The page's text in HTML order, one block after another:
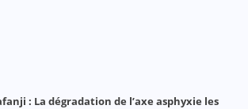
: La dégradation de l’axe asphyxie les